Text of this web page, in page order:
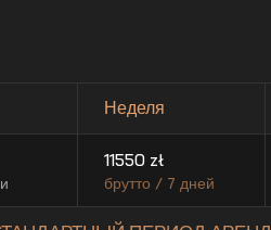
Неделя
11550zł
брутто / 7 дней